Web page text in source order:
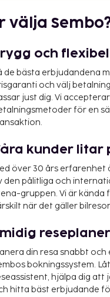
välja
och
de bästa erbjudandena
och välj
just dig. Vi
för en
kunder litar
över 30 års erfarenhet
den pålitliga och
gruppen. Vi är kända
när det gäller
din resa snabbt och
bokningssystem.
hjälpa dig att
hitta bäst erbjudande